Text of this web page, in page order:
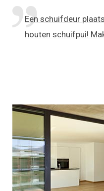
Een schuifdeur
houten schuifpui!